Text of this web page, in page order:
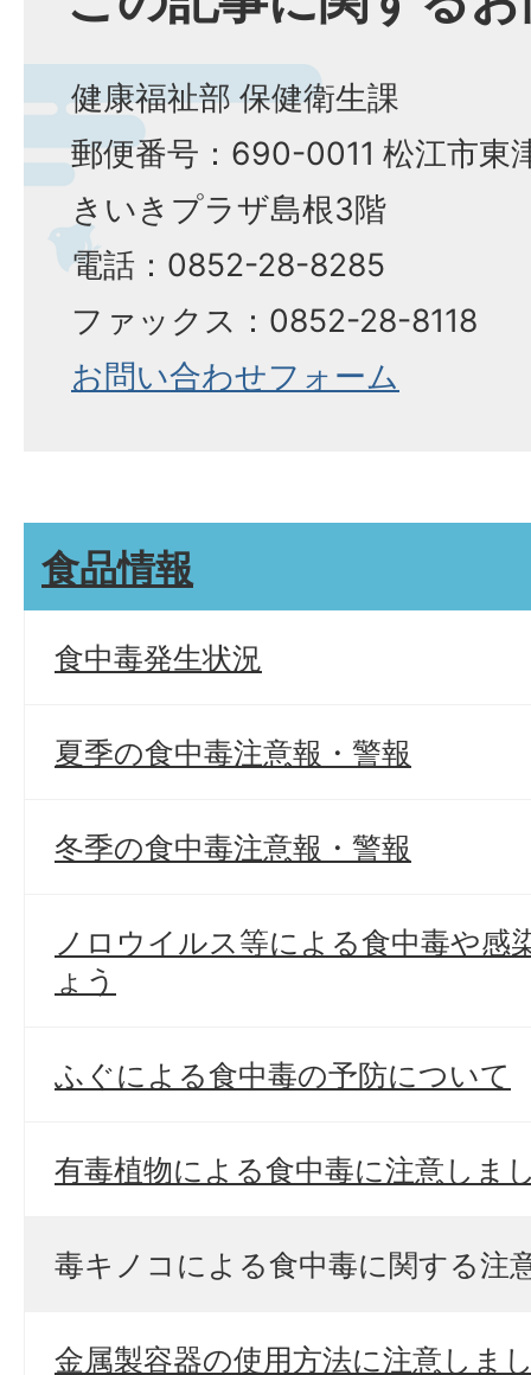
健康福祉部 保健衛生課
郵便番号：690-0011 松江市東
きいきプラザ島根3階
電話：0852-28-8285
ファックス：0852-28-8118
お問い合わせフォーム
食品情報
食中毒発生状況
夏季の食中毒注意報・警報
冬季の食中毒注意報・警報
ノロウイルス等による食中毒や感
ょう
ふぐによる食中毒の予防について
有毒植物による食中毒に注意しま
毒キノコによる食中毒に関する注
金属製容器の使用方法に注意しま